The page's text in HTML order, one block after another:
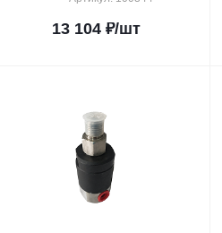
13 104 ₽/шт